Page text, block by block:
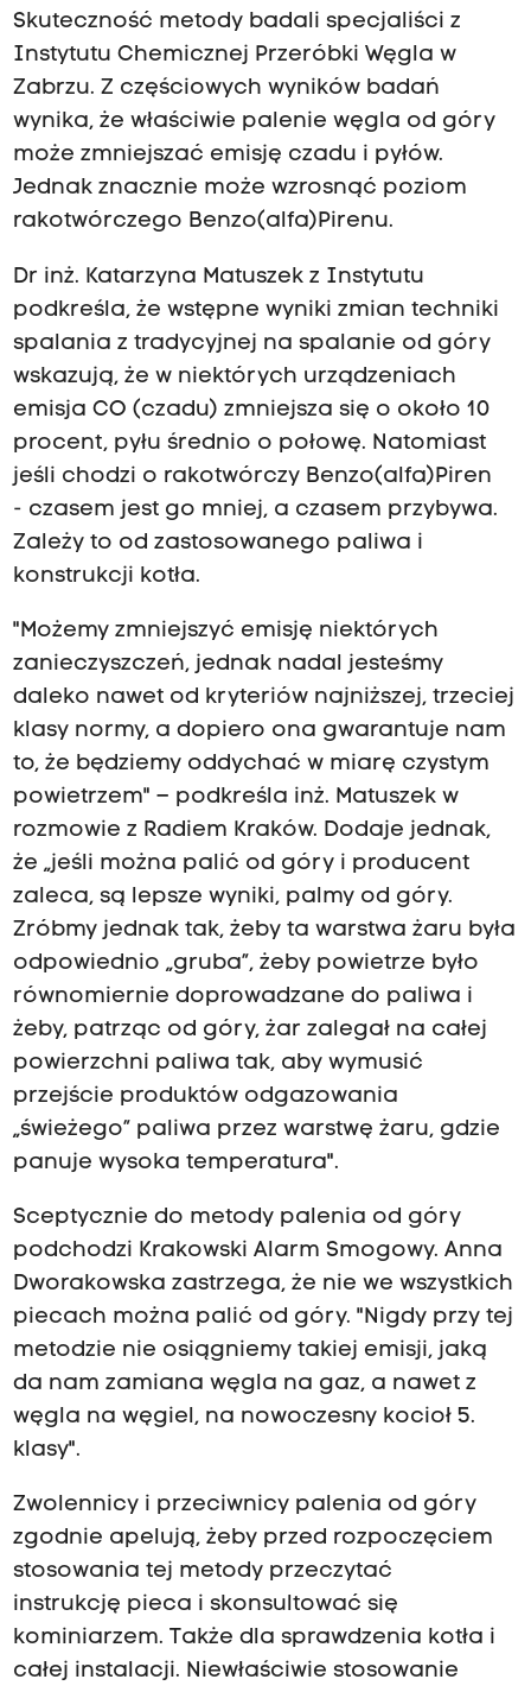
Skuteczność metody badali specjaliści z
Instytutu Chemicznej Przeróbki Węgla w
Zabrzu. Z częściowych wyników badań
wynika, że właściwie palenie węgla od góry
może zmniejszać emisję czadu i pyłów.
Jednak znacznie może wzrosnąć poziom
rakotwórczego Benzo(alfa)Pirenu.
Dr inż. Katarzyna Matuszek z Instytutu
podkreśla, że wstępne wyniki zmian techniki
spalania z tradycyjnej na spalanie od góry
wskazują, że w niektórych urządzeniach
emisja CO (czadu) zmniejsza się o około 10
procent, pyłu średnio o połowę. Natomiast
jeśli chodzi o rakotwórczy Benzo(alfa)Piren
- czasem jest go mniej, a czasem przybywa.
Zależy to od zastosowanego paliwa i
konstrukcji kotła.
"Możemy zmniejszyć emisję niektórych
zanieczyszczeń, jednak nadal jesteśmy
daleko nawet od kryteriów najniższej, trzeciej
klasy normy, a dopiero ona gwarantuje nam
to, że będziemy oddychać w miarę czystym
powietrzem" – podkreśla inż. Matuszek w
rozmowie z Radiem Kraków. Dodaje jednak,
że „jeśli można palić od góry i producent
zaleca, są lepsze wyniki, palmy od góry.
Zróbmy jednak tak, żeby ta warstwa żaru była
odpowiednio „gruba”, żeby powietrze było
równomiernie doprowadzane do paliwa i
żeby, patrząc od góry, żar zalegał na całej
powierzchni paliwa tak, aby wymusić
przejście produktów odgazowania
„świeżego” paliwa przez warstwę żaru, gdzie
panuje wysoka temperatura".
Sceptycznie do metody palenia od góry
podchodzi Krakowski Alarm Smogowy. Anna
Dworakowska zastrzega, że nie we wszystkich
piecach można palić od góry. "Nigdy przy tej
metodzie nie osiągniemy takiej emisji, jaką
da nam zamiana węgla na gaz, a nawet z
węgla na węgiel, na nowoczesny kocioł 5.
klasy".
Zwolennicy i przeciwnicy palenia od góry
zgodnie apelują, żeby przed rozpoczęciem
stosowania tej metody przeczytać
instrukcję pieca i skonsultować się
kominiarzem. Także dla sprawdzenia kotła i
całej instalacji. Niewłaściwie stosowanie